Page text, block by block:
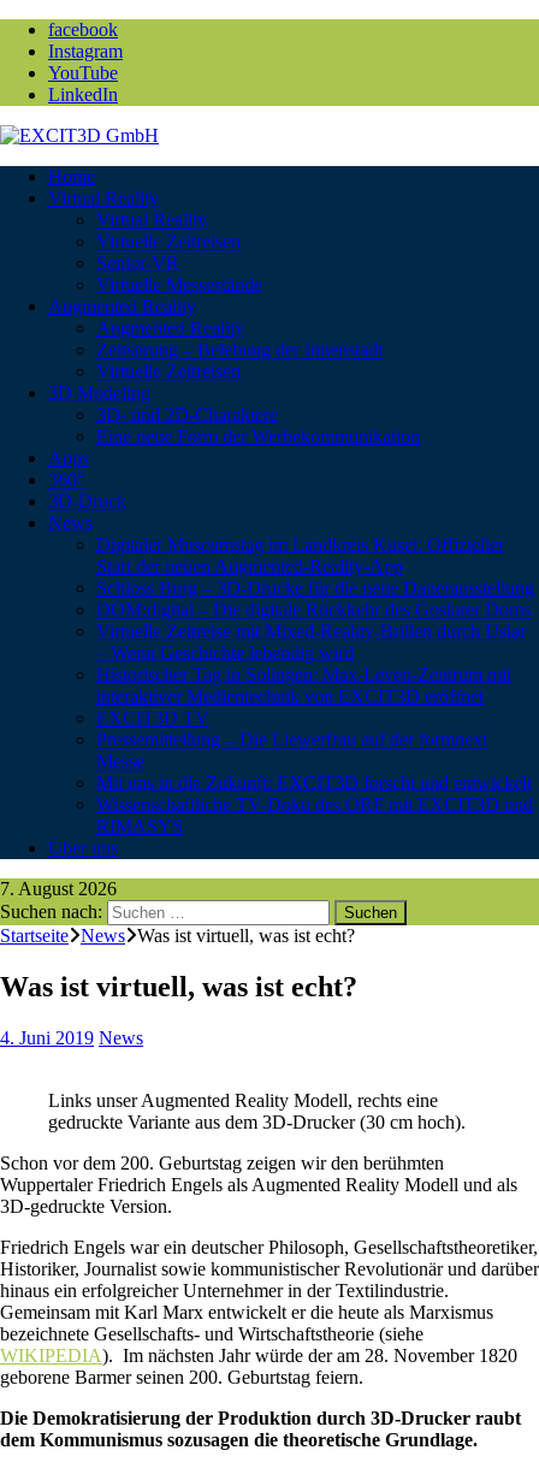
facebook
Instagram
YouTube
LinkedIn
Home
Virtual Reality
Virtual Reality
Virtuelle Zeitreisen
Senior-VR
Virtuelle Messestände
Augmented Reality
Augmented Reality
Zeitsprung – Belebung der Innenstadt
Virtuelle Zeitreisen
3D Modeling
3D- und 2D-Charaktere
Eine neue Form der Werbekommunikation
Apps
360°
3D-Druck
News
Digitaler Museumstag im Landkreis Kusel: Offizieller
Start der neuen Augmented-Reality-App
Schloss Burg – 3D-Drucke für die neue Dauerausstellung
DOM:digital – Die digitale Rückkehr des Goslarer Doms
Virtuelle Zeitreise mit Mixed-Reality-Brillen durch Uslar
– Wenn Geschichte lebendig wird
Historischer Tag in Solingen: Max-Leven-Zentrum mit
interaktiver Medientechnik von EXCIT3D eröffnet
EXCIT3D TV
Pressemitteilung – Die Liewerfrau auf der formnext
Messe
Mit uns in die Zukunft: EXCIT3D forscht und entwickelt
Wissenschaftliche TV-Doku des ORF mit EXCIT3D und
RIMASYS
Über uns
7. August 2026
Suchen nach:
Startseite News Was ist virtuell, was ist echt?
Was ist virtuell, was ist echt?
4. Juni 2019 News
Links unser Augmented Reality Modell, rechts eine
gedruckte Variante aus dem 3D-Drucker (30 cm hoch).
Schon vor dem 200. Geburtstag zeigen wir den berühmten
Wuppertaler Friedrich Engels als Augmented Reality Modell und als
3D-gedruckte Version.
Friedrich Engels war ein deutscher Philosoph, Gesellschaftstheoretiker,
Historiker, Journalist sowie kommunistischer Revolutionär und darüber
hinaus ein erfolgreicher Unternehmer in der Textilindustrie.
Gemeinsam mit Karl Marx entwickelt er die heute als Marxismus
bezeichnete Gesellschafts- und Wirtschaftstheorie (siehe
WIKIPEDIA). Im nächsten Jahr würde der am 28. November 1820
geborene Barmer seinen 200. Geburtstag feiern.
Die Demokratisierung der Produktion durch 3D-Drucker raubt
dem Kommunismus sozusagen die theoretische Grundlage.